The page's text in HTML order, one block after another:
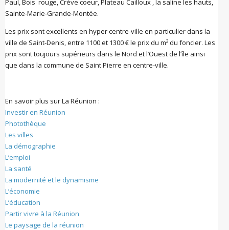
Paul, Bois rouge, Crève coeur, Plateau Cailloux , la saline les hauts,
Sainte-Marie-Grande-Montée.
Les prix sont excellents en hyper centre-ville en particulier dans la
ville de Saint-Denis, entre 1100 et 1300 € le prix du m² du foncier. Les
prix sont toujours supérieurs dans le Nord et l’Ouest de l’île ainsi
que dans la commune de Saint Pierre en centre-ville.
En savoir plus sur La Réunion :
Investir en Réunion
Photothèque
Les villes
La démographie
L’emploi
La santé
La modernité et le dynamisme
L’économie
L’éducation
Partir vivre à la Réunion
Le paysage de la réunion